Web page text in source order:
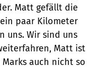
Matt gefällt die
paar Kilometer
uns. Wir sind uns
Matt ist
auch nicht so